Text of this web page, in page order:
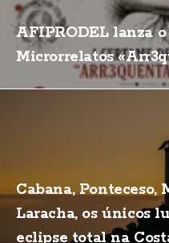
AFIPRODEL lanza
Microrrelatos
Cabana, Ponteceso,
Laracha, os únicos
eclipse total na